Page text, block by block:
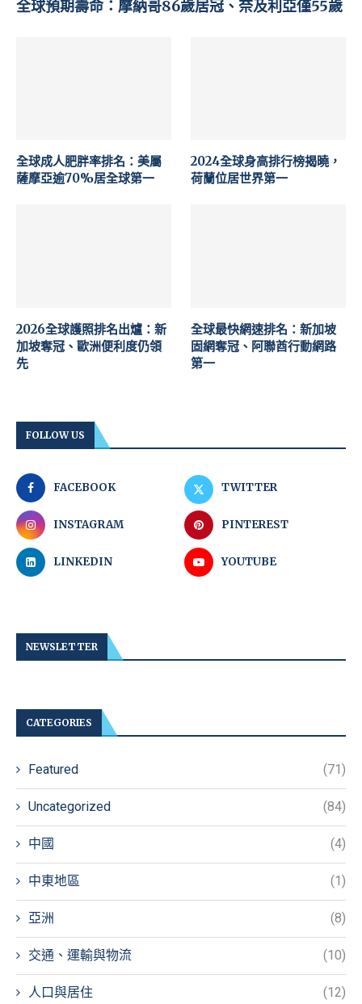
全球預期壽命：摩納哥86歲居冠、奈及利亞僅55歲
全球成人肥胖率排名：美屬
薩摩亞逾70%居全球第一
2024全球身高排行榜揭曉，
荷蘭位居世界第一
2026全球護照排名出爐：新
加坡奪冠、歐洲便利度仍領
先
全球最快網速排名：新加坡
固網奪冠、阿聯酋行動網路
第一
FOLLOW US
FACEBOOK TWITTER
INSTAGRAM PINTEREST
LINKEDIN YOUTUBE
NEWSLETTER
CATEGORIES
Featured (71)
Uncategorized (84)
中國 (4)
中東地區 (1)
亞洲 (8)
交通、運輸與物流 (10)
人口與居住 (12)